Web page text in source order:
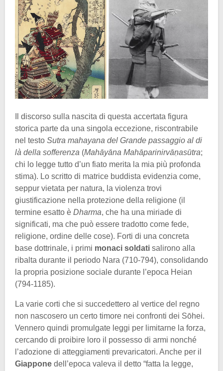
Il discorso sulla nascita di questa accertata figura
storica parte da una singola eccezione, riscontrabile
nel testo Sutra mahayana del Grande passaggio al di
là della sofferenza (Mahāyāna Mahāparinirvāṇasūtra;
chi lo legge tutto d’un fiato merita la mia più profonda
stima). Lo scritto di matrice buddista evidenzia come,
seppur vietata per natura, la violenza trovi
giustificazione nella protezione della religione (il
termine esatto è Dharma, che ha una miriade di
significati, ma che può essere tradotto come fede,
religione, ordine delle cose). Forti di una concreta
base dottrinale, i primi monaci soldati salirono alla
ribalta durante il periodo Nara (710-794), consolidando
la propria posizione sociale durante l’epoca Heian
(794-1185).
La varie corti che si succedettero al vertice del regno
non nascosero un certo timore nei confronti dei Sōhei.
Vennero quindi promulgate leggi per limitarne la forza,
cercando di proibire loro il possesso di armi nonché
l’adozione di atteggiamenti prevaricatori. Anche per il
Giappone dell’epoca valeva il detto “fatta la legge,